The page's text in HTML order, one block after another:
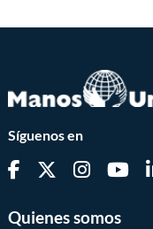
Síguenos en
Quienes somos